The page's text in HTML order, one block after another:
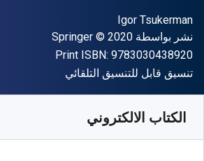
المؤلف (المؤلفون)
Igor Tsukerman
الناشر
نشر بواسطة Springer
حقوق الطبع والنشر © 2020
Print ISBN: 9783030438920
شكل
تنسيق قابل للتنسيق التلقائي
الكتاب الالكتروني